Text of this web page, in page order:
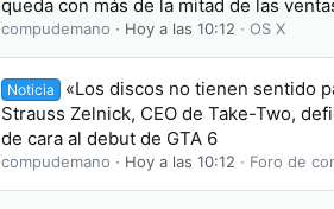
queda con más de la mitad de las
compudemano Hoy a las 10:12 OS X
Noticia
«Los discos no tienen sentido
Strauss Zelnick, CEO de Take-Two,
de cara al debut de GTA 6
compudemano Hoy a las 10:12 Foro de